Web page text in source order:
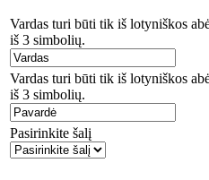
Vardas turi būti tik iš lotyniškos
iš 3 simbolių.
Vardas turi būti tik iš lotyniškos
iš 3 simbolių.
Pasirinkite šalį